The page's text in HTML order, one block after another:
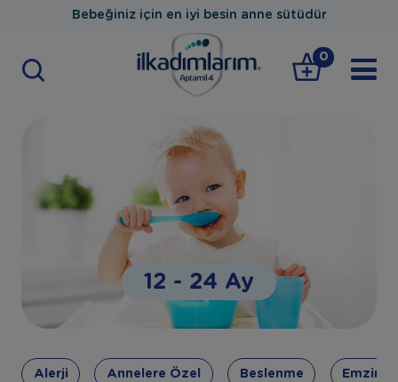
Bebeğiniz için en iyi besin anne sütüdür
0
12 - 24 Ay
Alerji Annelere Özel Beslenme